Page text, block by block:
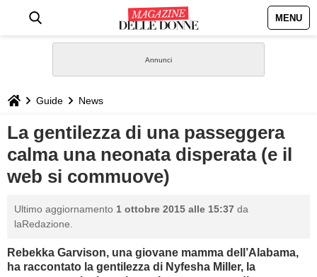
MENU
STILE
BIOGRAFIE
CAPELLI
Guide News
La gentilezza di una passeggera
calma una neonata disperata (e il
web si commuove)
Ultimo aggiornamento 1 ottobre 2015 alle 15:37 da
laRedazione.
Rebekka Garvison, una giovane mamma dell’Alabama,
ha raccontato la gentilezza di Nyfesha Miller, la